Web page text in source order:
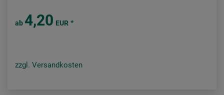
ab 4,20 EUR *
zzgl. Versandkosten